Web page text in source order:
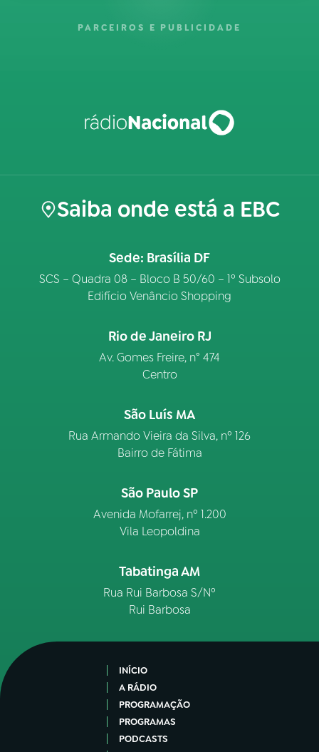
PARCEIROS E PUBLICIDADE
Saiba onde está a EBC
Sede: Brasília DF
SCS – Quadra 08 – Bloco B 50/60 – 1º Subsolo
Edifício Venâncio Shopping
Rio de Janeiro RJ
Av. Gomes Freire, n° 474
Centro
São Luís MA
Rua Armando Vieira da Silva, nº 126
Bairro de Fátima
São Paulo SP
Avenida Mofarrej, nº 1.200
Vila Leopoldina
Tabatinga AM
Rua Rui Barbosa S/Nº
Rui Barbosa
INÍCIO
A RÁDIO
PROGRAMAÇÃO
PROGRAMAS
PODCASTS